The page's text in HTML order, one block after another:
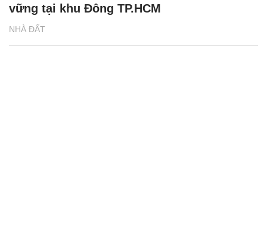
NHÀ ĐẤT
vững tại khu Đông TP.HCM